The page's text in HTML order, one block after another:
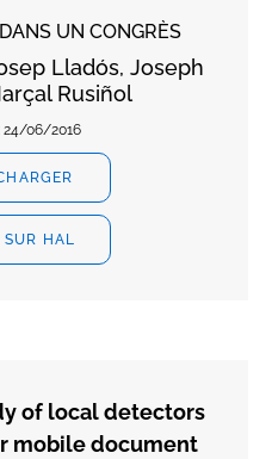
UN CONGRÈS
Lladós, Joseph
Rusiñol
24/06/2016
SUR HAL
of local detectors
mobile document